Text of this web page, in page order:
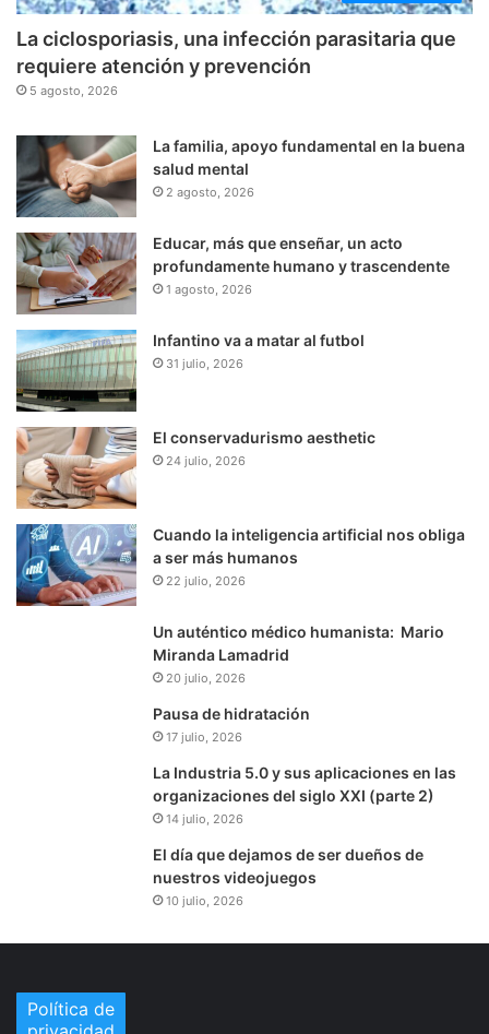
La ciclosporiasis, una infección parasitaria que
requiere atención y prevención
5 agosto, 2026
La familia, apoyo fundamental en la buena
salud mental
2 agosto, 2026
Educar, más que enseñar, un acto
profundamente humano y trascendente
1 agosto, 2026
Infantino va a matar al futbol
31 julio, 2026
El conservadurismo aesthetic
24 julio, 2026
Cuando la inteligencia artificial nos obliga
a ser más humanos
22 julio, 2026
Un auténtico médico humanista: Mario
Miranda Lamadrid
20 julio, 2026
Pausa de hidratación
17 julio, 2026
La Industria 5.0 y sus aplicaciones en las
organizaciones del siglo XXI (parte 2)
14 julio, 2026
El día que dejamos de ser dueños de
nuestros videojuegos
10 julio, 2026
Política de